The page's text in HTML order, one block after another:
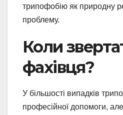
трипофобію як природну
проблему.
Коли
фахівця?
У більшості випадків
професійної допомоги,